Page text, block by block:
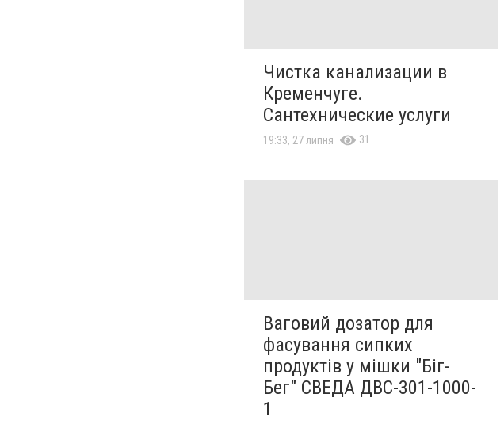
Чистка канализации в
Кременчуге.
Сантехнические услуги
19:33, 27 липня 31
Ваговий дозатор для
фасування сипких
продуктів у мішки "Біг-
Бег" СВЕДА ДВС-301-1000-
1